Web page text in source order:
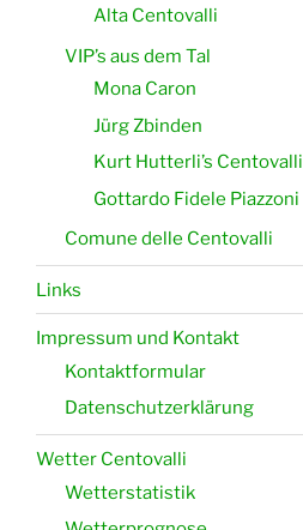
Alta Centovalli
VIP’s aus dem Tal
Mona Caron
Jürg Zbinden
Kurt Hutterli’s Centovalli
Gottardo Fidele Piazzoni
Comune delle Centovalli
Links
Impressum und Kontakt
Kontaktformular
Datenschutzerklärung
Wetter Centovalli
Wetterstatistik